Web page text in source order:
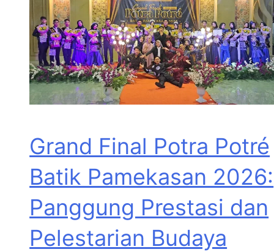
Grand Final Potra Potré
Batik Pamekasan 2026:
Panggung Prestasi dan
Pelestarian Budaya